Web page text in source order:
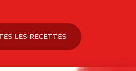
LES RECETTES